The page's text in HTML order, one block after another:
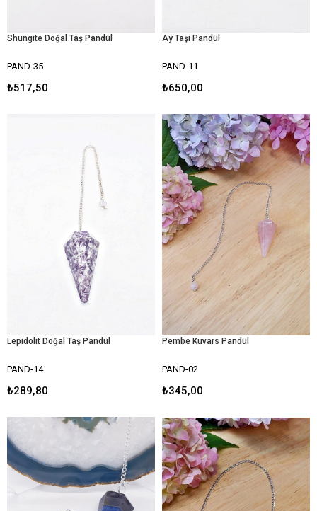
Shungite Doğal Taş Pandül
PAND-35
₺517,50
Ay Taşı Pandül
PAND-11
₺650,00
Lepidolit Doğal Taş Pandül
PAND-14
₺289,80
Pembe Kuvars Pandül
PAND-02
₺345,00